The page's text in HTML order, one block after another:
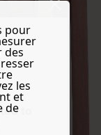
to
pour
des
les
et
de